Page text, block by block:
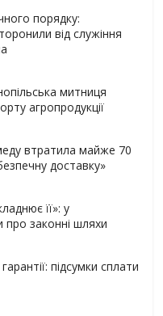
порядку:
від служіння
митниця
агропродукції
втратила майже 70
доставку»
її»: у
про законні шляхи
підсумки сплати